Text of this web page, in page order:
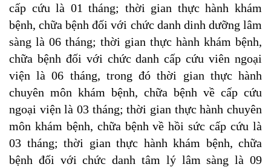
cấp cứu là 01 tháng; thời gian thực hành khám
bệnh, chữa bệnh đối với chức danh dinh dưỡng lâm
sàng là 06 tháng; thời gian thực hành khám bệnh,
chữa bệnh đối với chức danh cấp cứu viên ngoại
viện là 06 tháng, trong đó thời gian thực hành
chuyên môn khám bệnh, chữa bệnh về cấp cứu
ngoại viện là 03 tháng; thời gian thực hành chuyên
môn khám bệnh, chữa bệnh về hồi sức cấp cứu là
03 tháng; thời gian thực hành khám bệnh, chữa
bệnh đối với chức danh tâm lý lâm sàng là 09